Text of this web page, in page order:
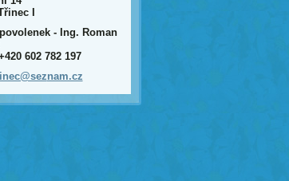
I
- Ing. Roman
602 782 197
nam.cz